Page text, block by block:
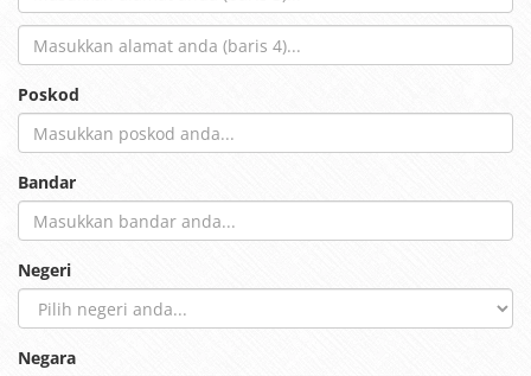
Poskod
Bandar
Negeri
Negara